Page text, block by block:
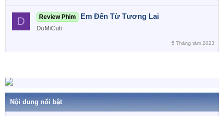
D Review Phim Em Đến Từ Tương Lai
DuMiCuti
5 Tháng tám 2023
Nội dung nổi bật